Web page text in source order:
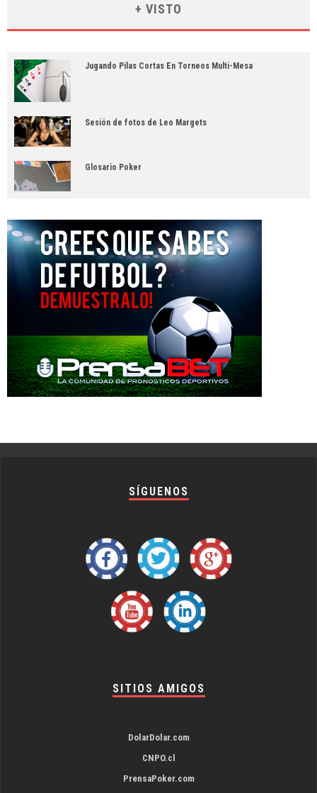
+ VISTO
Jugando Pilas Cortas En Torneos Multi-Mesa
Sesión de fotos de Leo Margets
Glosario Poker
SÍGUENOS
SITIOS AMIGOS
DolarDolar.com
CNPO.cl
PrensaPoker.com